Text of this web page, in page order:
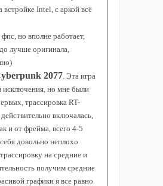
Intel, с аркой всё
но вполне работает,
лучше оригинала,
2077. Эта игра
исключения, но мне были
трассировка RT-
включалась,
и от фрейма, всего 4-5
довольно неплохо
на средние и
получим средние
графики я все равно